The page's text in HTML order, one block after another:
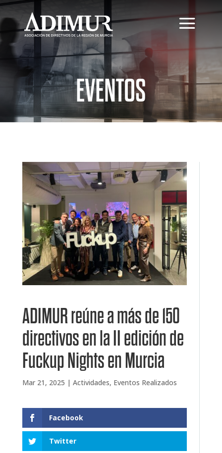
EVENTOS
ADIMUR reúne a más de 150
directivos en la II edición de
Fuckup Nights en Murcia
Mar 21, 2025 | Actividades, Eventos Realizados
Facebook
Twitter